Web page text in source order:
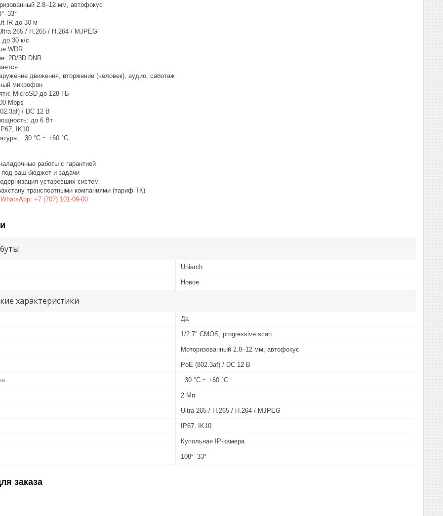
2.8–12 мм, автофокус
IR до 30 м
265 / H.265 / H.264 / MJPEG
до 30 к/с
WDR
2D/3D DNR
движения, вторжение (человек), аудио, саботаж
микрофон
MicroSD до 128 ГБ
Mbps
/ DC 12 В
до 6 Вт
IK10
−30 °C ~ +60 °C
работы с гарантией
под ваш бюджет и задачи
устаревших систем
транспортными компаниями (тариф ТК)
WhatsApp: +7 (707) 101-09-00
Uniarch
Новое
характеристики
Да
1/2.7″ CMOS, progressive scan
Моторизованный 2.8–12 мм, автофокус
PoE (802.3af) / DC 12 В
−30 °C ~ +60 °C
2 Мп
Ultra 265 / H.265 / H.264 / MJPEG
IP67, IK10
Купольная IP-камера
108°–33°
заказа